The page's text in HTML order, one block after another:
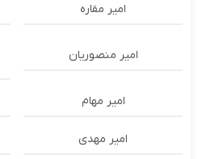
امیر مقاره
امیر منصوریان
امیر مهام
امیر مهدی